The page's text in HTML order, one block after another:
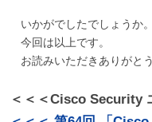
いかがでしたでしょうか。
今回は以上です。
お読みいただきありがと
＜＜＜Cisco Security